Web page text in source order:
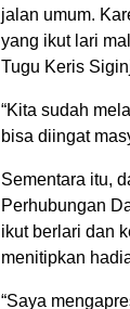
jalan umum.
yang ikut lari
Tugu Keris
“Kita sudah
bisa diingat
Sementara itu,
Perhubungan
ikut berlari dan
menitipkan
“Saya